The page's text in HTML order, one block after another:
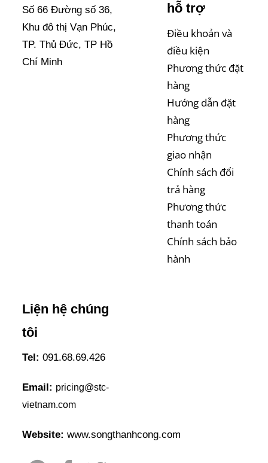
Số 66 Đường số 36,
Khu đô thị Vạn Phúc,
TP. Thủ Đức, TP Hồ
Chí Minh
hỗ trợ
Điều khoản và
điều kiện
Phương thức đặt
hàng
Hướng dẫn đặt
hàng
Phương thức
giao nhận
Chính sách đổi
trả hàng
Phương thức
thanh toán
Chính sách bảo
hành
Liện hệ chúng
tôi
Tel: 091.68.69.426
Email: pricing@stc-
vietnam.com
Website:www.songthanhcong.com